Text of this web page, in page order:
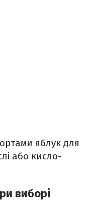
яблук для
або кисло-
виборі